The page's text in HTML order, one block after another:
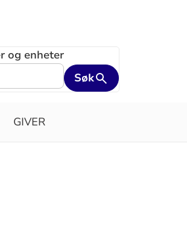
og enheter
Søk
GIVER